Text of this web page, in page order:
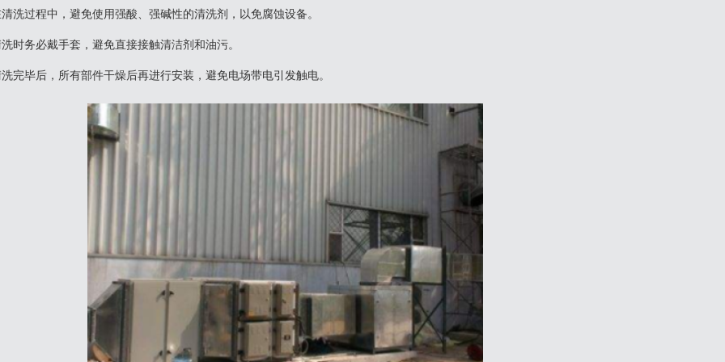
清洗过程中，避免使用强酸、强碱性的清洗剂，以免腐蚀设备。
时务必戴手套，避免直接接触清洁剂和油污。
完毕后，所有部件干燥后再进行安装，避免电场带电引发触电。